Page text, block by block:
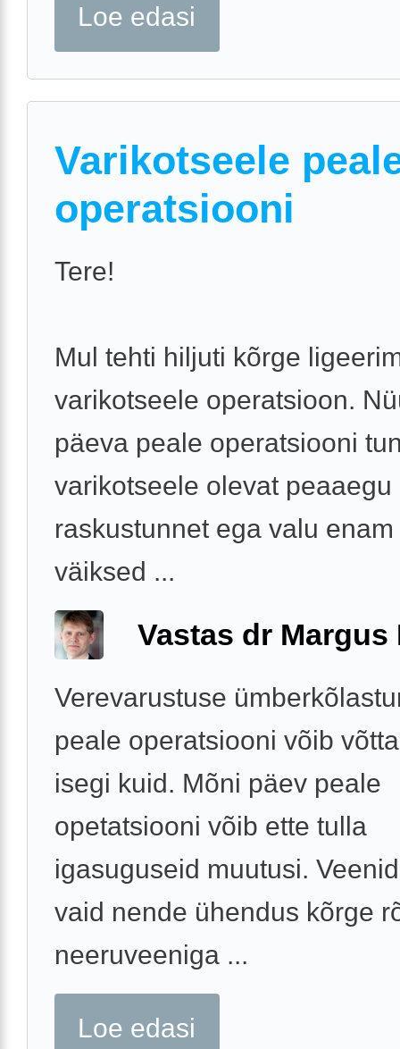
Loe edasi
Varikotseele
operatsiooni
Tere!
Mul tehti hiljuti kõrge
varikotseele operatsioon.
päeva peale operatsiooni
varikotseele olevat peaaegu
raskustunnet ega valu
väiksed ...
Vastas dr Margus
Verevarustuse
peale operatsiooni võib
isegi kuid. Mõni päev peale
opetatsiooni võib ette tulla
igasuguseid muutusi.
vaid nende ühendus kõrge
neeruveeniga ...
Loe edasi